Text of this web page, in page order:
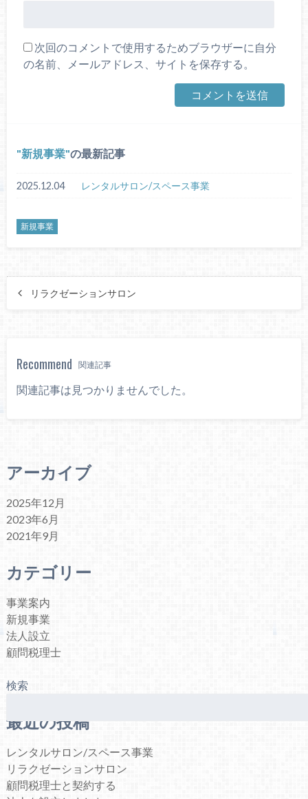
次回のコメントで使用するためブラウザーに自分
の名前、メールアドレス、サイトを保存する。
新規事業 の最新記事
2025.12.04 レンタルサロン/スペース事業
新規事業
リラクゼーションサロン
Recommend 関連記事
関連記事は見つかりませんでした。
アーカイブ
2025年12月
2023年6月
2021年9月
カテゴリー
事業案内
新規事業
法人設立
顧問税理士
検索
最近の投稿
レンタルサロン/スペース事業
リラクゼーションサロン
顧問税理士と契約する